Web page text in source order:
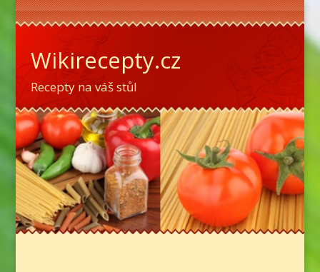
Wikirecepty.cz
Recepty na váš stůl